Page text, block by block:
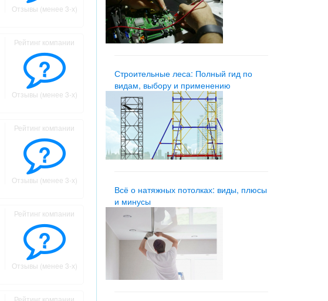
Отзывы (менее 3-х)
Рейтинг компании
?
Отзывы (менее 3-х)
Рейтинг компании
?
Отзывы (менее 3-х)
Рейтинг компании
?
Отзывы (менее 3-х)
Рейтинг компании
Строительные леса: Полный гид по
видам, выбору и применению
Всё о натяжных потолках: виды, плюсы
и минусы